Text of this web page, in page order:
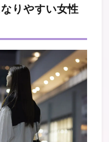
りやすい女性